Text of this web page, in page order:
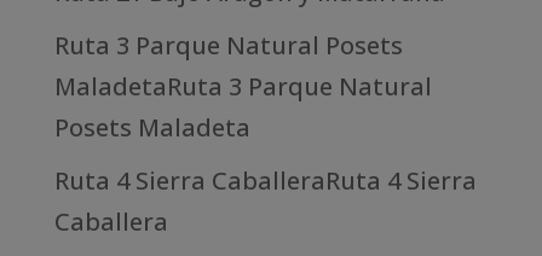
Ruta 3 Parque Natural Posets
MaladetaRuta 3 Parque Natural
Posets Maladeta
Ruta 4 Sierra CaballeraRuta 4 Sierra
Caballera